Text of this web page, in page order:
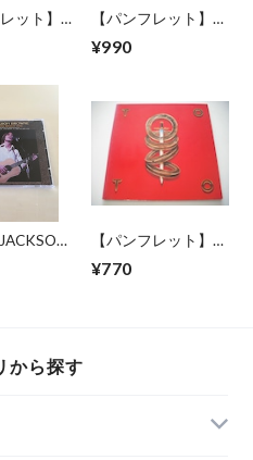
ット】喜
10
【パンフレット】
YES / FULL CIRCLE
TOUR
¥990
LONG
MIKE
【パンフレット】
TOTO / 1982
JAPAN TOUR
¥770
から探す